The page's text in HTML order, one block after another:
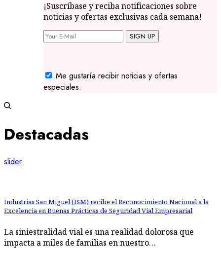
¡Suscríbase y reciba notificaciones sobre
noticias y ofertas exclusivas cada semana!
SIGN UP
Me gustaría recibir noticias y ofertas
especiales.
Destacadas
slider
Industrias San Miguel (ISM) recibe el Reconocimiento Nacional a la
Excelencia en Buenas Prácticas de Seguridad Vial Empresarial
La siniestralidad vial es una realidad dolorosa que
impacta a miles de familias en nuestro…